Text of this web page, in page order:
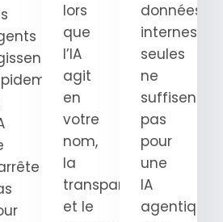
lors
que
l’IA
agit
en
votre
nom,
la
transparence
et le
données
internes
seules
ne
suffisent
pas
pour
une
IA
agentique.